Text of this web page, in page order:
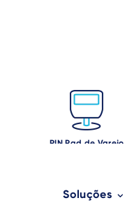
Soluções
PIN Pad de Varejo